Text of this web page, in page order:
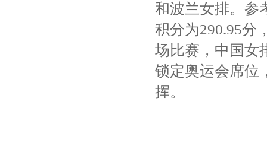
和波兰女排。参
积分为290.95分
场比赛，中国女
锁定奥运会席位
挥。